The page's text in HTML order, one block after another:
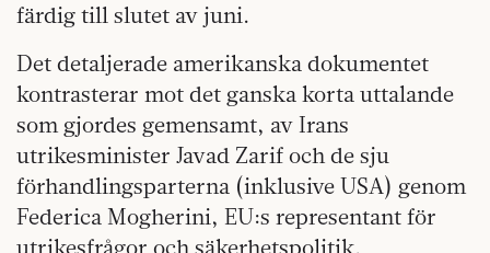
färdig till slutet av juni.
Det detaljerade amerikanska dokumentet
kontrasterar mot det ganska korta uttalande
som gjordes gemensamt, av Irans
utrikesminister Javad Zarif och de sju
förhandlingsparterna (inklusive USA) genom
Federica Mogherini, EU:s representant för
utrikesfrågor och säkerhetspolitik.